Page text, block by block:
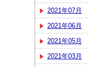
2021年07月
2021年06月
2021年05月
2021年03月